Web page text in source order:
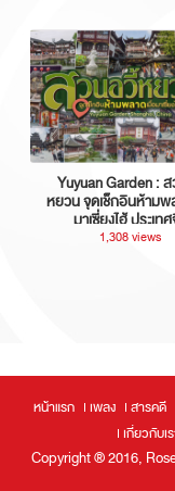
Yuyuan Garden :
หยวน จุดเช็กอินห้ามพ
มาเซี่ยงไฮ้ ประเท
1,308 views
หน้าแรก เพลง สารคดี
เกี่ยวกับเ
Copyright ® 2016,